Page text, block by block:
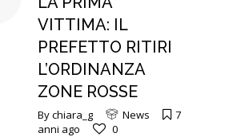
VITTIMA: IL
PREFETTO RITIRI
L’ORDINANZA
ZONE ROSSE
Bychiara_g News
7
anni ago
0